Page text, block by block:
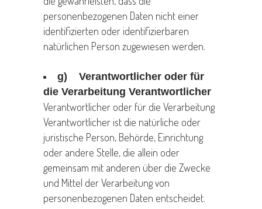
personenbezogenen Daten nicht einer
identifizierten oder identifizierbaren
natürlichen Person zugewiesen werden.
g) Verantwortlicher oder für
die Verarbeitung Verantwortlicher
Verantwortlicher oder für die Verarbeitung
Verantwortlicher ist die natürliche oder
juristische Person, Behörde, Einrichtung
oder andere Stelle, die allein oder
gemeinsam mit anderen über die Zwecke
und Mittel der Verarbeitung von
personenbezogenen Daten entscheidet.